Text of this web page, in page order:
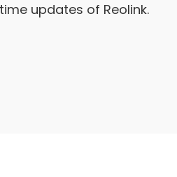
updates of Reolink.